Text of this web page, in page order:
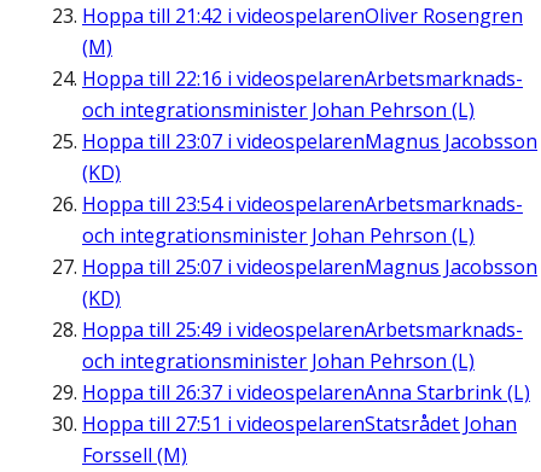
Hoppa till 21:42 i videospelarenOliver Rosengren
(M)
Hoppa till 22:16 i videospelarenArbetsmarknads-
och integrationsminister Johan Pehrson (L)
Hoppa till 23:07 i videospelarenMagnus Jacobsson
(KD)
Hoppa till 23:54i videospelarenArbetsmarknads-
och integrationsminister Johan Pehrson (L)
Hoppa till 25:07 i videospelarenMagnus Jacobsson
(KD)
Hoppa till 25:49 i videospelarenArbetsmarknads-
och integrationsminister Johan Pehrson (L)
Hoppa till 26:37 i videospelarenAnna Starbrink (L)
Hoppa till 27:51 i videospelarenStatsrådet Johan
Forssell (M)